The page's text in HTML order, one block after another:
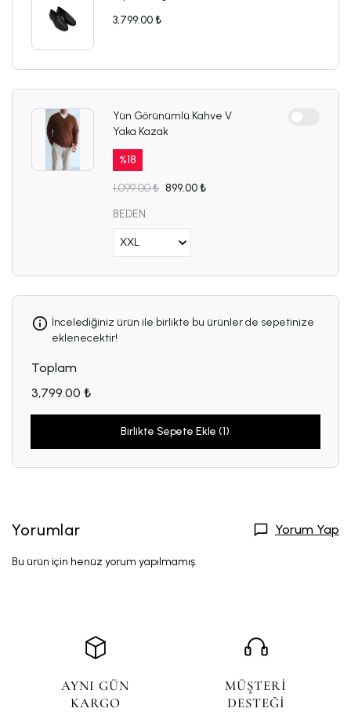
3,799.00 ₺
Yün Görünümlü Kahve V
Yaka Kazak
%18
1,099.00 ₺ 899.00 ₺
BEDEN
İncelediğiniz ürün ile birlikte bu ürünler de sepetinize
eklenecektir!
Toplam
3,799.00 ₺
Birlikte Sepete Ekle (1)
Yorumlar Yorum Yap
Bu ürün için henüz yorum yapılmamış.
AYNI GÜN
KARGO
MÜŞTERİ
DESTEĞİ